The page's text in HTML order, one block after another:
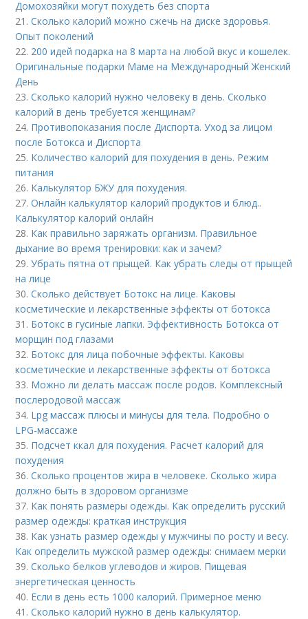
Домохозяйки могут похудеть без спорта
21.Сколько калорий можно сжечь на диске здоровья.
Опыт поколений
22. 200 идей подарка на 8 марта на любой вкус и кошелек.
Оригинальные подарки Маме на Международный Женский
День
23.Сколько калорий нужно человеку в день. Сколько
калорий в день требуется женщинам?
24. Противопоказания после Диспорта. Уход за лицом
после Ботокса и Диспорта
25. Количество калорий для похудения в день. Режим
питания
26. Калькулятор БЖУ для похудения.
27.Онлайн калькулятор калорий продуктов и блюд..
Калькулятор калорий онлайн
28. Как правильно заряжать организм. Правильное
дыхание во время тренировки: как и зачем?
29.Убрать пятна от прыщей. Как убрать следы от прыщей
на лице
30.Сколько действует Ботокс на лице. Каковы
косметические и лекарственные эффекты от ботокса
31. Ботокс в гусиные лапки. Эффективность Ботокса от
морщин под глазами
32. Ботокс для лица побочные эффекты. Каковы
косметические и лекарственные эффекты от ботокса
33. Можно ли делать массаж после родов. Комплексный
послеродовой массаж
34. Lpg массаж плюсы и минусы для тела. Подробно о
LPG-массаже
35. Подсчет ккал для похудения. Расчет калорий для
похудения
36.Сколько процентов жира в человеке. Сколько жира
должно быть в здоровом организме
37. Как понять размеры одежды. Как определить русский
размер одежды: краткая инструкция
38. Как узнать размер одежды у мужчины по росту и весу.
Как определить мужской размер одежды: снимаем мерки
39.Сколько белков углеводов и жиров. Пищевая
энергетическая ценность
40. Если в день есть 1000 калорий. Примерное меню
41.Сколько калорий нужно в день калькулятор.